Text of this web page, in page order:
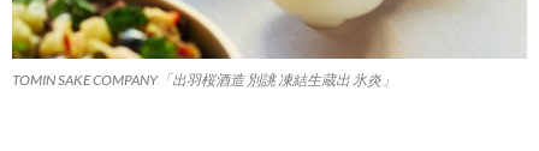
TOMIN SAKE COMPANY「出羽桜酒造 別誂 凍結生蔵出 氷炎」